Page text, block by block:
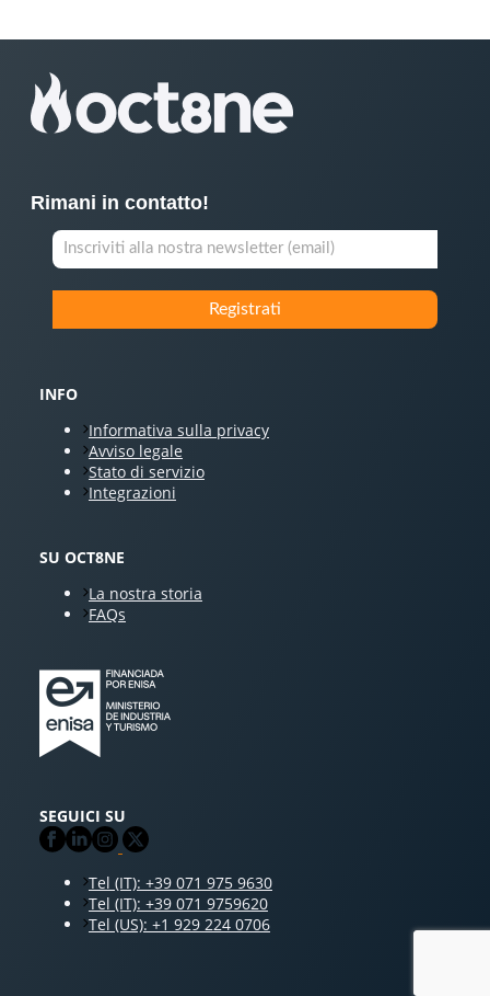
Rimani in contatto!
INFO
Informativa sulla privacy
Avviso legale
Stato di servizio
Integrazioni
SU OCT8NE
La nostra storia
FAQs
SEGUICI SU
Tel (IT): +39 071 975 9630
Tel (IT): +39 071 9759620
Tel (US): +1 929 224 0706